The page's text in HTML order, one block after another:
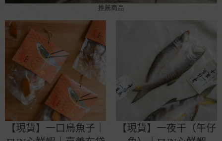
推薦商品
【現貨】一口烏魚子｜
【現貨】一夜干（午仔